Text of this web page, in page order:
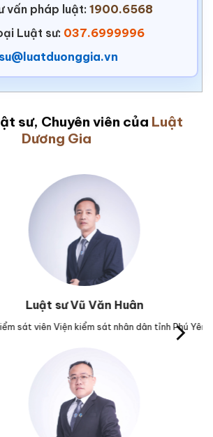
vấn pháp luật: 1900.6568
Luật sư: 037.6999996
sư, Chuyên viên của Luật
Dương Gia
Luật sư Vũ Văn Huân
viên Viện kiểm sát nhân dân tỉnh Phú Yên.